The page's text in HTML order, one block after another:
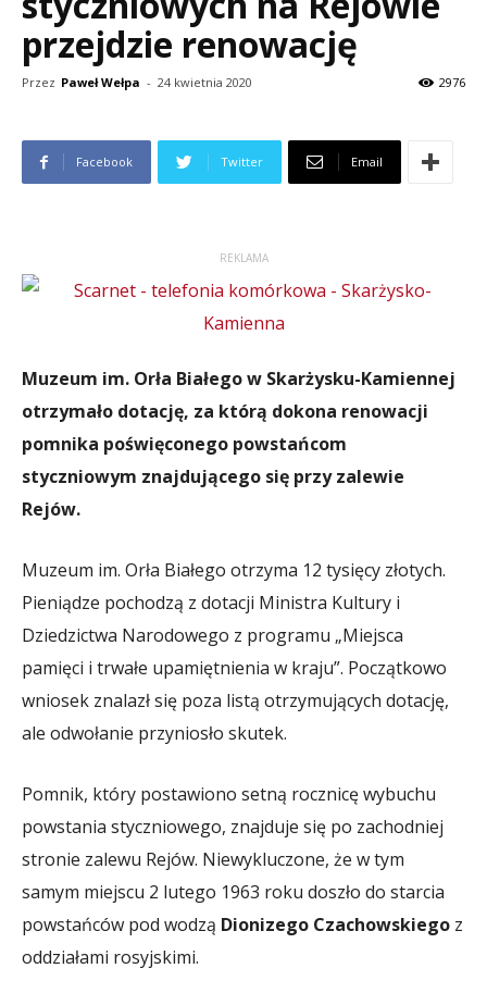
przejdzie renowację
Przez Paweł Wełpa - 24 kwietnia 2020 2976
Facebook Twitter Email
REKLAMA
Muzeum im. Orła Białego w Skarżysku-Kamiennej
otrzymało dotację, za którą dokona renowacji
pomnika poświęconego powstańcom
styczniowym znajdującego się przy zalewie
Rejów.
Muzeum im. Orła Białego otrzyma 12 tysięcy złotych.
Pieniądze pochodzą z dotacji Ministra Kultury i
Dziedzictwa Narodowego z programu „Miejsca
pamięci i trwałe upamiętnienia w kraju”. Początkowo
wniosek znalazł się poza listą otrzymujących dotację,
ale odwołanie przyniosło skutek.
Pomnik, który postawiono setną rocznicę wybuchu
powstania styczniowego, znajduje się po zachodniej
stronie zalewu Rejów. Niewykluczone, że w tym
samym miejscu 2 lutego 1963 roku doszło do starcia
powstańców pod wodzą Dionizego Czachowskiego z
oddziałami rosyjskimi.